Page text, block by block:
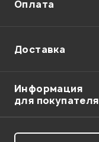
Оплата
Доставка
Информация
для покупателя